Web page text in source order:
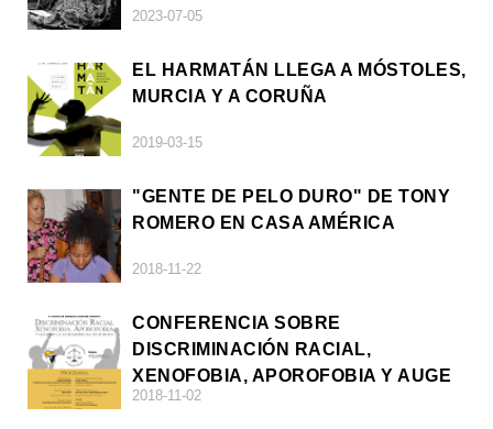
2023-07-05
EL HARMATÁN LLEGA A MÓSTOLES,
MURCIA Y A CORUÑA
2019-03-15
"GENTE DE PELO DURO" DE TONY
ROMERO EN CASA AMÉRICA
2018-11-22
CONFERENCIA SOBRE
DISCRIMINACIÓN RACIAL,
XENOFOBIA, APOROFOBIA Y AUGE
DE LA ULTRADERECHA EN EUROPA
2018-11-02